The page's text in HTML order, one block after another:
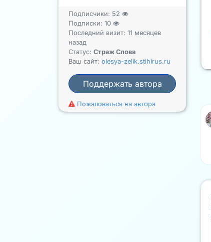
Подписчики: 52
Подписки: 10
Последний визит: 11 месяцев
назад
Статус: Страж Слова
Ваш сайт: olesya-zelik.stihirus.ru
Поддержать автора
Пожаловаться на автора